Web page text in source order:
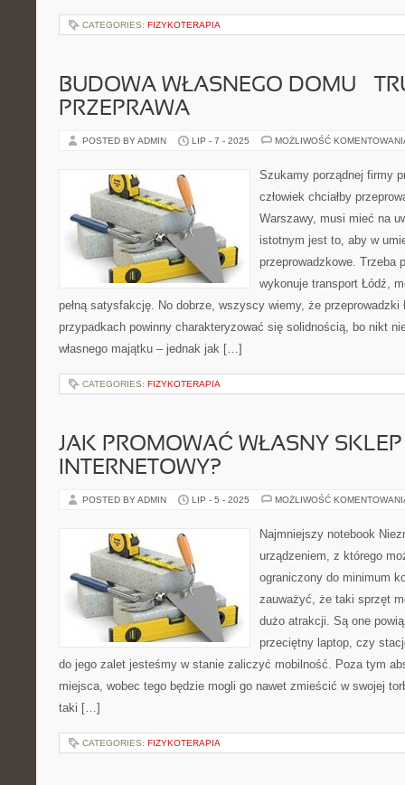
CATEGORIES: FIZYKOTERAPIA
BUDOWA WŁASNEGO DOMU –
PRZEPRAWA
POSTED BY ADMIN LIP - 7 - 2025 MOŻLIWOŚĆ
Szukamy porządnej firmy
człowiek chciałby
Warszawy, musi mieć na
istotnym jest to, aby w
przeprowadzkowe. Trzeba
wykonuje transport Łódź,
pełną satysfakcję. No dobrze, wszyscy wiemy, że
przypadkach powinny charakteryzować się solidnością, bo nikt
własnego majątku – jednak jak […]
CATEGORIES: FIZYKOTERAPIA
JAK PROMOWAĆ WŁASNY SKLEP
INTERNETOWY?
POSTED BY ADMIN LIP - 5 - 2025 MOŻLIWOŚĆ
Najmniejszy notebook
urządzeniem, z którego
ograniczony do minimum
zauważyć, że taki sprzęt
dużo atrakcji. Są one
przeciętny laptop, czy
do jego zalet jesteśmy w stanie zaliczyć mobilność. Poza tym
miejsca, wobec tego będzie mogli go nawet zmieścić w swojej
taki […]
CATEGORIES: FIZYKOTERAPIA